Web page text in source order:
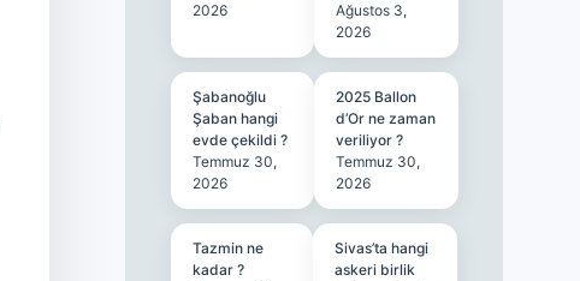
2026
Ağustos 3,
2026
Şabanoğlu
Şaban hangi
evde çekildi ?
Temmuz 30,
2026
2025 Ballon
d’Or ne zaman
veriliyor ?
Temmuz 30,
2026
Tazmin ne
kadar ?
Sivas’ta hangi
askeri birlik